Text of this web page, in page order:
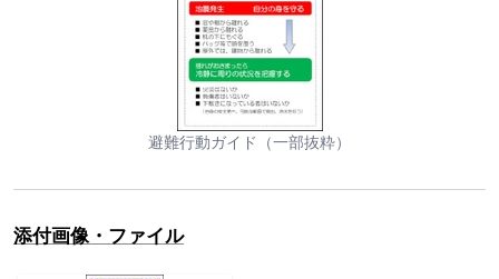
避難行動ガイド（一部抜粋）
添付画像・ファイル